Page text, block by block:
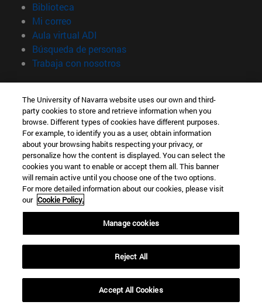
Biblioteca
Mi correo(abre en nueva ventana)
Aula virtual ADI
Búsqueda de personas(abre en nueva ventana)
Trabaja con nosotros(abre en nueva ventana)
Información
TFNO +34 948 42 56 00
¿QUÉ GRADO TE INTERESA?
¿QUÉ MÁSTER TE INTERESA?
© Universidad de Navarra
Información legal
Accesibilidad
Configuración de cookies
The University of Navarra website uses our own and third-
party cookies to store and retrieve information when you
browse. Different types of cookies have different purposes.
For example, to identify you as a user, obtain information
about your browsing habits respecting your privacy, or
personalize how the content is displayed. You can select the
cookies you want to enable or accept them all. This banner
will remain active until you choose one of the two options.
For more detailed information about our cookies, please visit
our Cookie Policy.
Manage cookies
Reject All
Accept All Cookies